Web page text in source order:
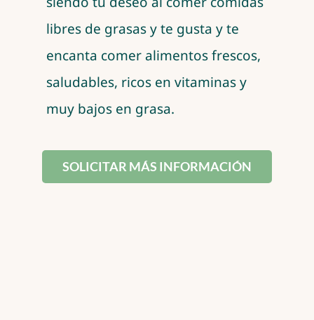
libres de grasas y te gusta y te
encanta comer alimentos frescos,
saludables, ricos en vitaminas y
muy bajos en grasa.
SOLICITAR MÁS INFORMACIÓN